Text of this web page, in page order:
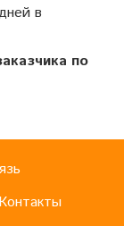
в
по
Контакты